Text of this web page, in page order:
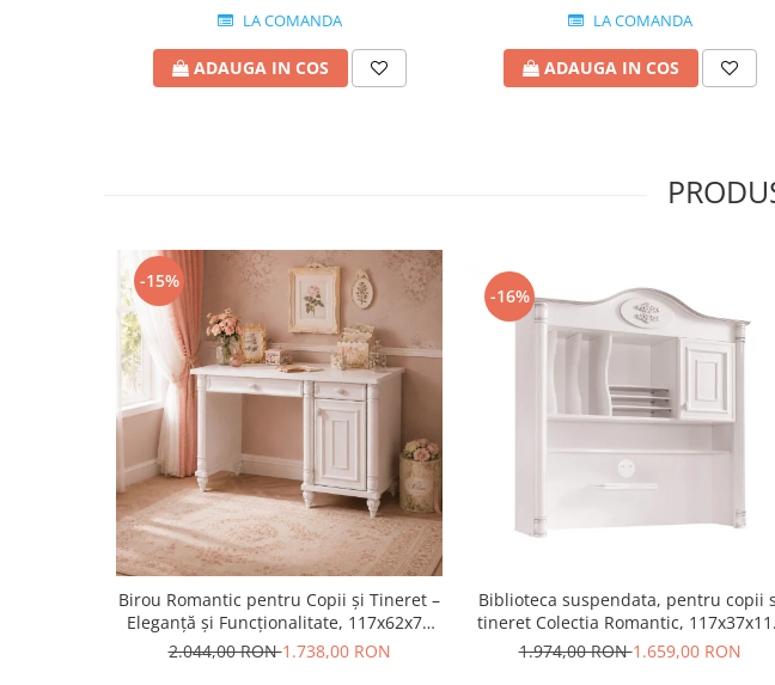
LA COMANDA
ADAUGA IN COS
LA COMANDA
ADAUGA IN COS
-15%
Birou Romantic pentru Copii și Tineret –
Eleganță și Funcționalitate, 117x62x75
cm
2.044,00 RON1.738,00 RON
-16%
Biblioteca suspendata, pentru copii
tineret Colectia Romantic,
cm
1.974,00 RON1.659,00 RON